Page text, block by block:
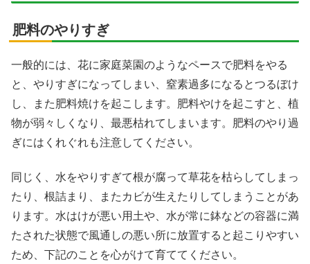
肥料のやりすぎ
一般的には、花に家庭菜園のようなペースで肥料をやる
と、やりすぎになってしまい、窒素過多になるとつるぼけ
し、また肥料焼けを起こします。肥料やけを起こすと、植
物が弱々しくなり、最悪枯れてしまいます。肥料のやり過
ぎにはくれぐれも注意してください。
同じく、水をやりすぎて根が腐って草花を枯らしてしまっ
たり、根詰まり、またカビが生えたりしてしまうことがあ
ります。水はけが悪い用土や、水が常に鉢などの容器に満
たされた状態で風通しの悪い所に放置すると起こりやすい
ため、下記のことを心がけて育ててください。